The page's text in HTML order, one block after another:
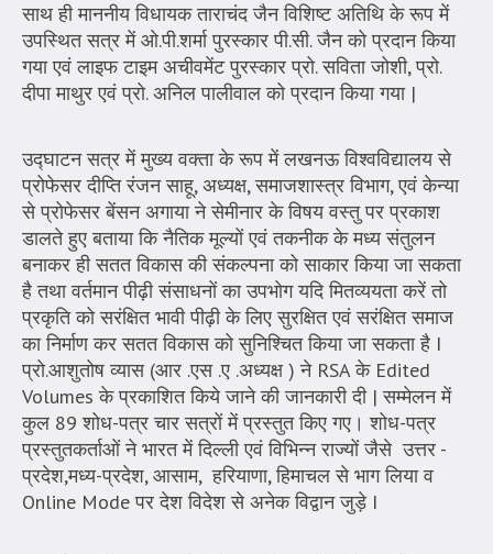
साथ ही माननीय विधायक ताराचंद जैन विशिष्ट अतिथि के रूप में
उपस्थित सत्र में ओ.पी.शर्मा पुरस्कार पी.सी. जैन को प्रदान किया
गया एवं लाइफ टाइम अचीवमेंट पुरस्कार प्रो. सविता जोशी, प्रो.
दीपा माथुर एवं प्रो. अनिल पालीवाल को प्रदान किया गया |
उद्घाटन सत्र में मुख्य वक्ता के रूप में लखनऊ विश्वविद्यालय से
प्रोफेसर दीप्ति रंजन साहू, अध्यक्ष, समाजशास्त्र विभाग, एवं केन्या
से प्रोफेसर बेंसन अगाया ने सेमीनार के विषय वस्तु पर प्रकाश
डालते हुए बताया कि नैतिक मूल्यों एवं तकनीक के मध्य संतुलन
बनाकर ही सतत विकास की संकल्पना को साकार किया जा सकता
है तथा वर्तमान पीढ़ी संसाधनों का उपभोग यदि मितव्ययता करें तो
प्रकृति को सरंक्षित भावी पीढ़ी के लिए सुरक्षित एवं सरंक्षित समाज
का निर्माण कर सतत विकास को सुनिश्चित किया जा सकता है I
प्रो.आशुतोष व्यास (आर .एस .ए .अध्यक्ष ) ने RSA के Edited
Volumes के प्रकाशित किये जाने की जानकारी दी | सम्मेलन में
कुल 89 शोध-पत्र चार सत्रों में प्रस्तुत किए गए। शोध-पत्र
प्रस्तुतकर्ताओं ने भारत में दिल्ली एवं विभिन्न राज्यों जैसे उत्तर -
प्रदेश,मध्य-प्रदेश, आसाम, हरियाणा, हिमाचल से भाग लिया व
Online Mode पर देश विदेश से अनेक विद्वान जुड़े I